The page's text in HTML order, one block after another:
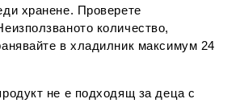
хранене. Проверете
количество,
в хладилник максимум 24
не е подходящ за деца с